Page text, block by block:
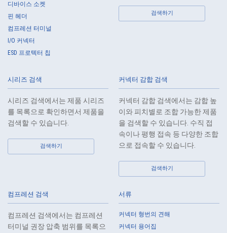
When the Company entrusts the handling of the personal data of the
Customers, etc., the Company shall supervise the handling of such
data as required and appropriate so as to ensure such data
appropriate security control of the personal data of the Customers, etc.
obtaining the prior consent of the individual.
Except as otherwise required by law, the Company shall properly fulfill
the verification and recording obligations stipulated by law when the
When preparing the anonymously processed information, the Company
shall comply with the standards prescribed by laws and regulations
and implement appropriate security control measures.
In the case of the leak of personal information or other such incidents,
the extent reasonable and take steps to prevent recurrence, based on
the principle that the Customers, etc. shall be protected first.
10. The Company will continuously review and regularly evaluate the
management systems and measures to protect personal data, and
디바이스 소켓
핀 헤더
컴프레션 터미널
I/O 커넥터
ESD 프로텍터 칩
검색하기
시리즈 검색
시리즈 검색에서는 제품 시리즈
를 목록으로 확인하면서 제품을
검색할 수 있습니다.
검색하기
커넥터 감합 검색
커넥터 감합 검색에서는 감합 높
이와 피치별로 조합 가능한 제품
을 검색할 수 있습니다. 수직 접
속이나 평행 접속 등 다양한 조합
으로 접속할 수 있습니다.
검색하기
컴프레션 검색
컴프레션 검색에서는 컴프레션
터미널 권장 압축 범위를 목록으
서류
커넥터 형번의 견해
커넥터 용어집